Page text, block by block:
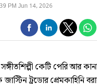
PM Jun 14, 2026
কেটি পেরি আর
জাস্টিন ট্রুডোর প্রেমকাহিনি